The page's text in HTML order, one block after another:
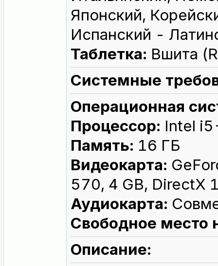
Японский,
Испанский -
Таблетка: Вшита
Системные
Операционная
Процессор: Intel
Память: 16 ГБ
Видеокарта:
570, 4 GB, DirectX
Аудиокарта:
Свободное
Описание: